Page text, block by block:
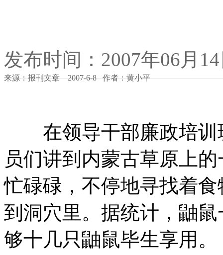
发布时间：2007年06月
来源：报刊文章 2007-6-8 作者：黄小平
在领导干部廉政培训
员们讲到内蒙古草原上
忙碌碌，不停地寻找着
到洞穴里。据统计，鼬
够十几只鼬鼠毕生享用。